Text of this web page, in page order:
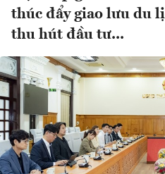
thúc đẩy giao lưu du
thu hút đầu tư...